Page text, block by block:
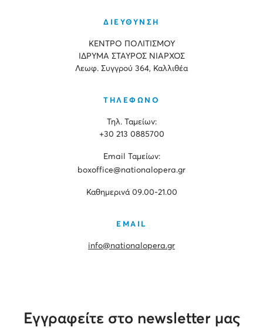
ΔΙΕΥΘΥΝΣΗ
ΚΕΝΤΡΟ ΠΟΛΙΤΙΣΜΟΥ
ΙΔΡΥΜΑ ΣΤΑΥΡΟΣ ΝΙΑΡΧΟΣ
Λεωφ. Συγγρού 364, Καλλιθέα
ΤΗΛΕΦΩΝΟ
Τηλ. Ταμείων:
+30 213 0885700
Εmail Ταμείων:
boxoffice@nationalopera.gr
Καθημερινά 09.00-21.00
EMAIL
info@nationalopera.gr
Εγγραφείτε στο newsletter μας